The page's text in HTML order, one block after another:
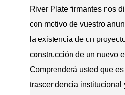
River Plate firmantes nos
con motivo de vuestro
la existencia de un
construcción de un nuevo
Comprenderá usted que
trascendencia institucional